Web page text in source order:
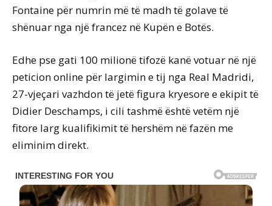
Fontaine për numrin më të madh të golave të
shënuar nga një francez në Kupën e Botës.
Edhe pse gati 100 milionë tifozë kanë votuar në një
peticion online për largimin e tij nga Real Madridi,
27-vjeçari vazhdon të jetë figura kryesore e ekipit të
Didier Deschamps, i cili tashmë është vetëm një
fitore larg kualifikimit të hershëm në fazën me
eliminim direkt.